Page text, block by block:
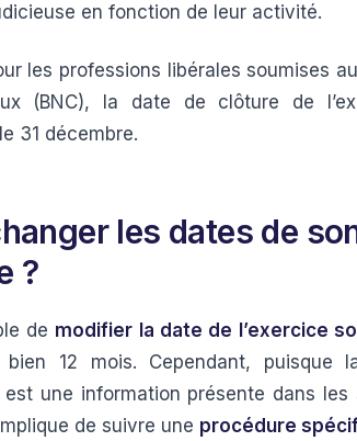
en fonction de leur activité.
les professions libérales soumises
(BNC), la date de clôture de
31 décembre.
les dates de
?
de modifier la date de l’exercice
bien 12 mois. Cependant,
est une information présente dans les
de suivre une procédure